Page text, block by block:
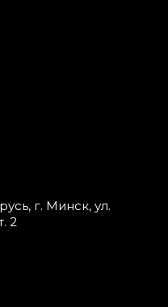
г. Минск, ул.
2